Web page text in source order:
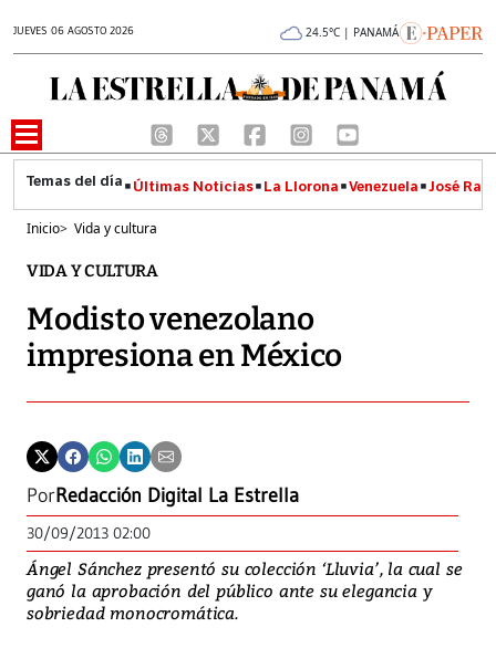
JUEVES 06 AGOSTO 2026 24.5°C | PANAMÁ
Últimas Noticias La Llorona Venezuela José
Inicio> Vida y cultura
VIDA Y CULTURA
Modisto venezolano
impresiona en México
PorRedacción Digital La Estrella
30/09/2013 02:00
Ángel Sánchez presentó su colección ‘Lluvia’, la cual se
ganó la aprobación del público ante su elegancia y
sobriedad monocromática.